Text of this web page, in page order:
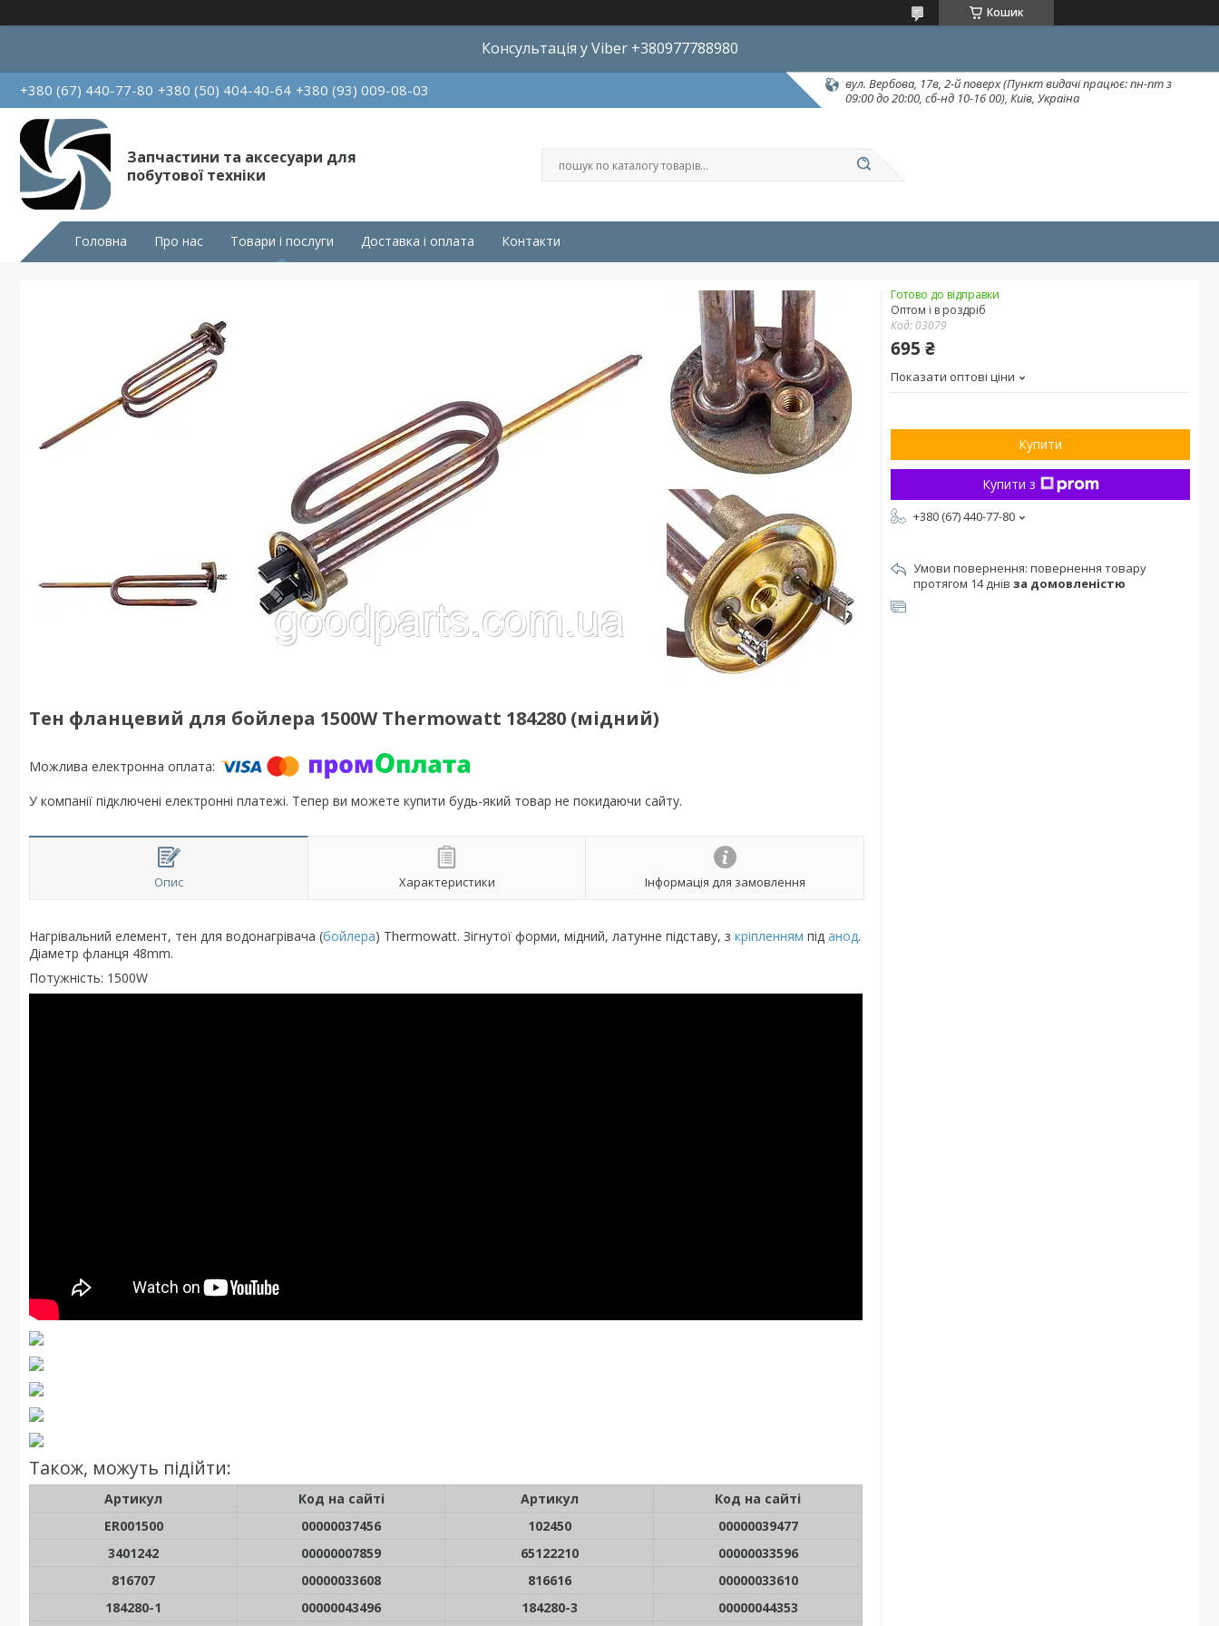
Кошик
Консультація у Viber +380977788980
+380 (67) 440-77-80 +380 (50) 404-40-64 +380 (93) 009-08-03
вул. Вербова, 17в, 2-й поверх (Пункт видачі працює: пн-пт з
09:00 до 20:00, сб-нд 10-16 00), Київ, Україна
Запчастини та аксесуари для
побутової техніки
Головна Про нас Товари і послуги Доставка і оплата Контакти
Тен фланцевий для бойлера 1500W Thermowatt 184280 (мідний)
У компанії підключені електронні платежі. Тепер ви можете купити будь-який товар не покидаючи сайту.
Опис Характеристики Інформація для замовлення
Нагрівальний елемент, тен для водонагрівача (бойлера) Thermowatt. Зігнутої форми, мідний, латунне підставу, з кріпленням під анод.
Діаметр фланця 48mm.
Потужність: 1500W
Також, можуть підійти:
Артикул Код на сайті Артикул
Код на сайті
ER001500
00000037456 102450
00000039477
3401242
00000007859 65122210
00000033596
816707
00000033608 816616
00000033610
184280-1
00000043496 184280-3
00000044353
Готово до відправки
Оптом і в роздріб
Код: 03079
695 ₴
Показати оптові ціни
Купити
Купити з
+380 (67) 440-77-80
повернення товару
протягом 14 днів за домовленістю